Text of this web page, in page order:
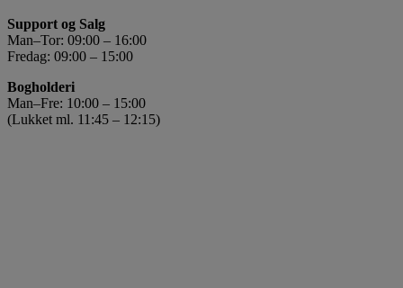
Support og Salg
Man–Tor: 09:00 – 16:00
Fredag: 09:00 – 15:00
Bogholderi
Man–Fre: 10:00 – 15:00
(Lukket ml. 11:45 – 12:15)